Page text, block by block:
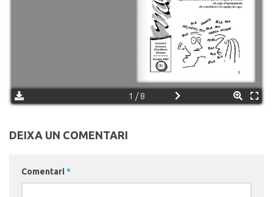
1 / 8
DEIXA UN COMENTARI
Comentari *